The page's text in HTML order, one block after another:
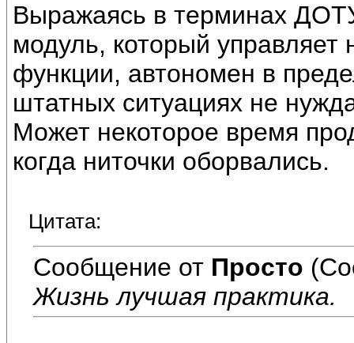
Выражаясь в терминах
модуль, который
функции, автономен в
штатных ситуациях не
Может некоторое время
когда ниточки оборвались.
Цитата:
Сообщение от Просто
Жизнь лучшая практика.